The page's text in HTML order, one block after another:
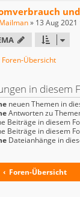
Mailman» 13 Aug 2021
Übersicht
in diesem
neuen Themen in
Antworten zu
Beiträge in diesem
Beiträge in diesem
Dateianhänge in
Foren-Übersicht